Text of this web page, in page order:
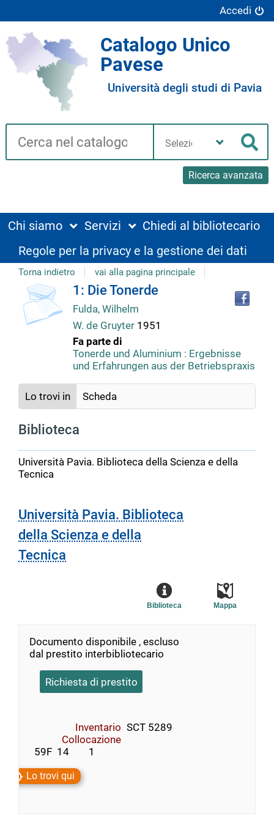
Accedi
Catalogo Unico
Pavese
Università degli studi di Pavia
Cerca su "Catalogo"
Ricerca avanzata
biblioteca
Chi siamo Servizi
Chiedi al bibliotecario
Regole per la privacy e la gestione dei dati
Torna indietro vai alla pagina principale
Dettaglio
del
documento
copertina 1: Die Tonerde
Fulda, Wilhelm
W. de Gruyter 1951
Fa parte di
Tonerde und Aluminium : Ergebnisse
und Erfahrungen aus der Betriebspraxis
Lo trovi in Scheda
Biblioteca
Università Pavia. Biblioteca della Scienza e della
Tecnica
Università Pavia. Biblioteca
della Scienza e della
Tecnica
Mappa
Biblioteca
Documento disponibile , escluso
dal prestito interbibliotecario
Richiesta di prestito
Inventario SCT 5289
Collocazione
  59F  14        1
Lo trovi qui